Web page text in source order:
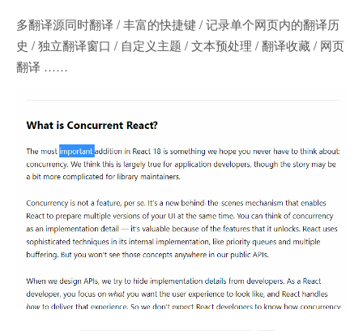
多翻译源同时翻译 / 丰富的快捷键 / 记录单个网页内的翻译历
史 / 独立翻译窗口 / 自定义主题 / 文本预处理 / 翻译收藏 / 网页
翻译 ……